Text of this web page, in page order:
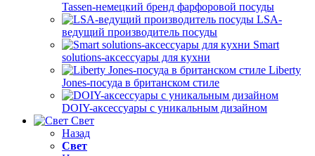
Tassen-немецкий бренд фарфоровой посуды
LSA-
ведущий производитель посуды
Smart
solutions-аксессуары для кухни
Liberty
Jones-посуда в британском стиле
DOIY-аксессуары с уникальным дизайном
Свет
Назад
Свет